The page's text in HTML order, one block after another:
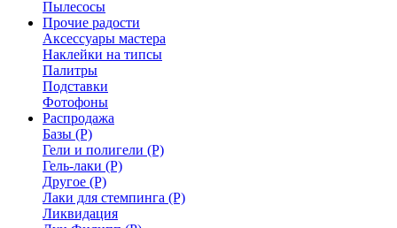
Пылесосы
Прочие радости
Аксессуары мастера
Наклейки на типсы
Палитры
Подставки
Фотофоны
Распродажа
Базы (Р)
Гели и полигели (Р)
Гель-лаки (Р)
Другое (Р)
Лаки для стемпинга (Р)
Ликвидация